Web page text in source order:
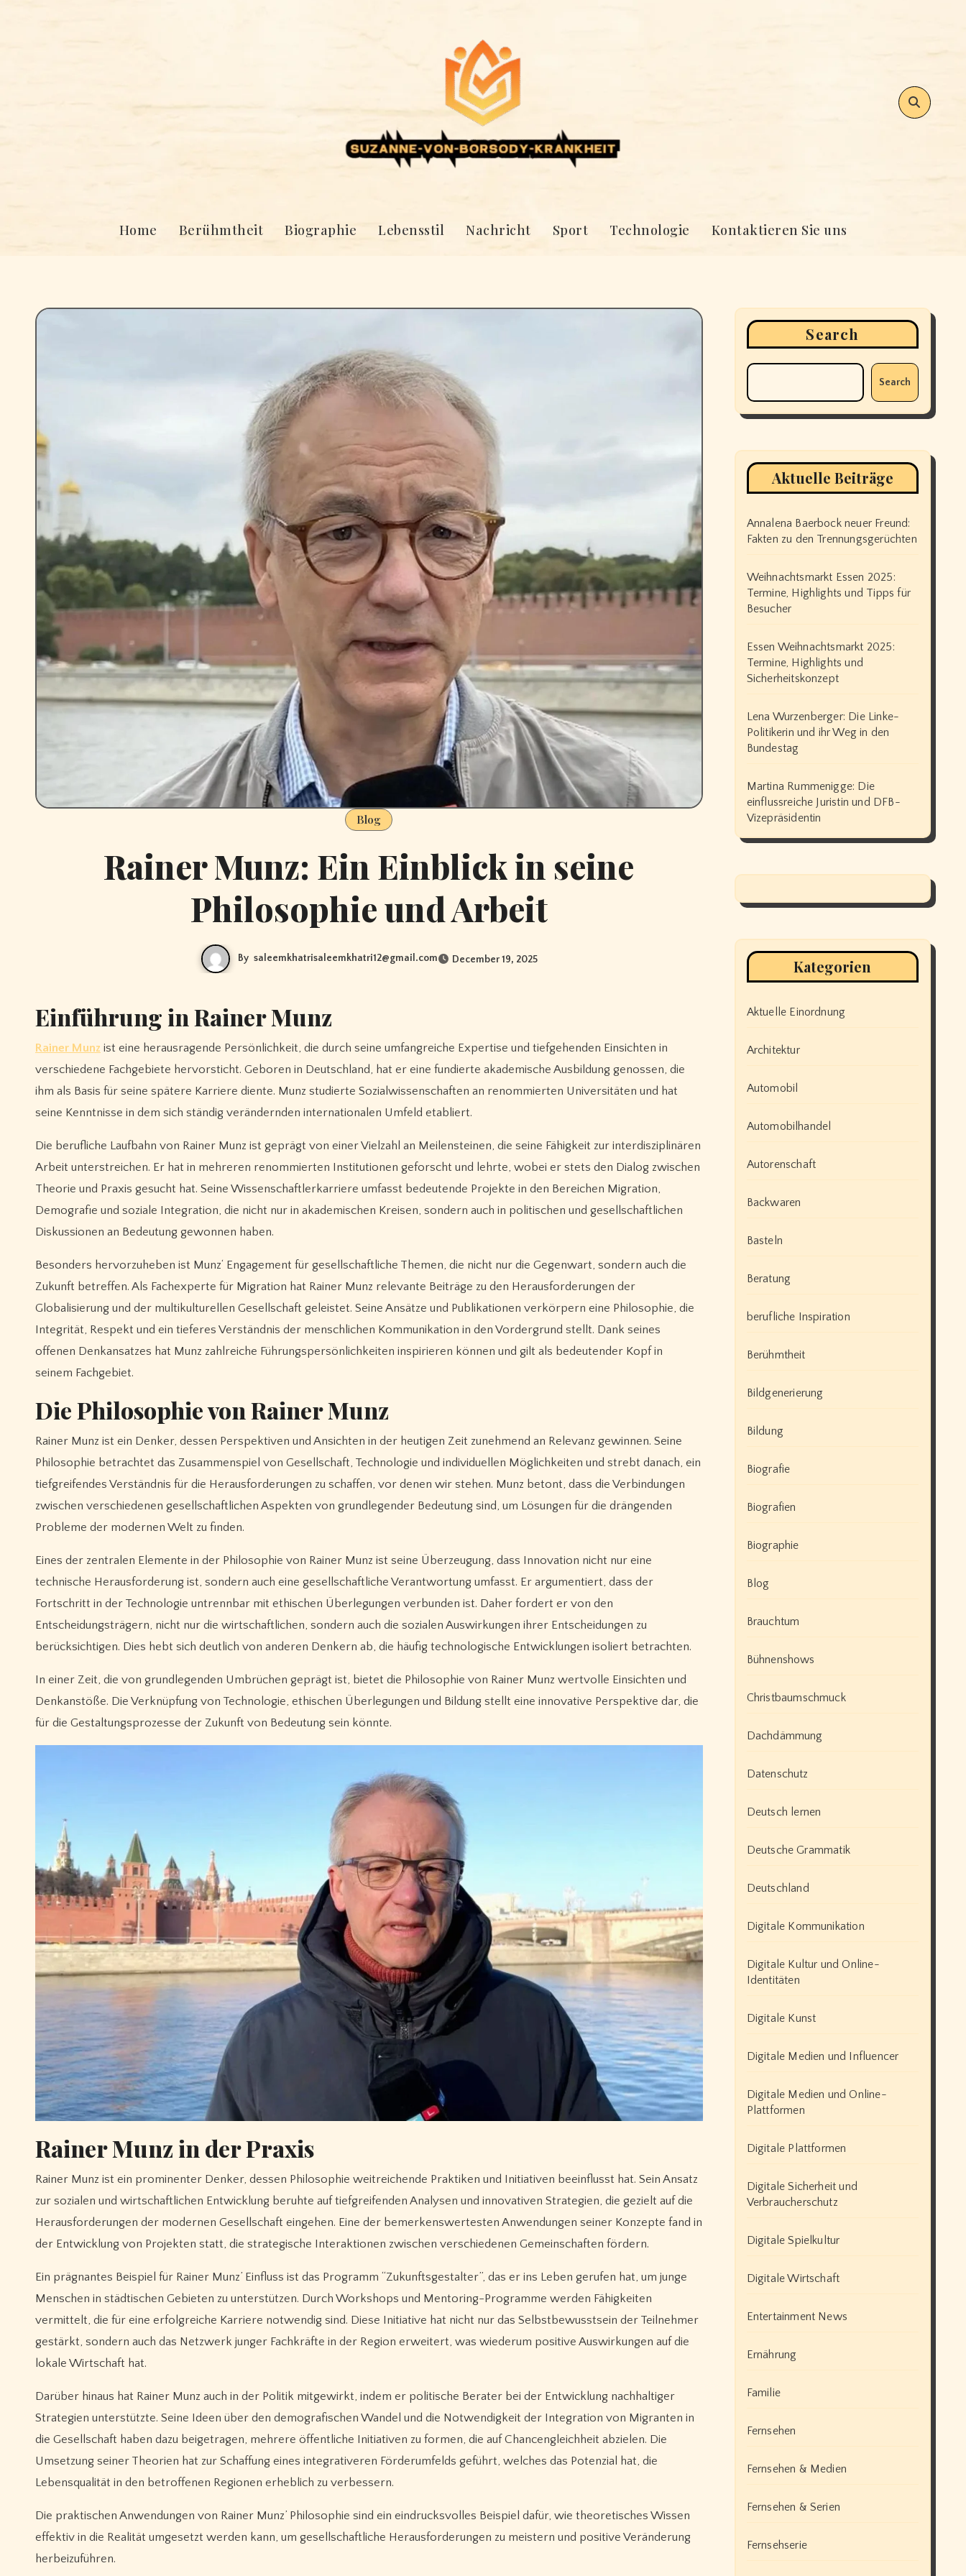
Home Berühmtheit Biographie Lebensstil Nachricht Sport Technologie Kontaktieren Sie uns
Blog
Rainer Munz: Ein Einblick in seine
Philosophie und Arbeit
By saleemkhatrisaleemkhatri12@gmail.com December 19, 2025
Einführung in Rainer Munz
Rainer Munz ist eine herausragende Persönlichkeit, die durch seine umfangreiche Expertise und tiefgehenden Einsichten in
verschiedene Fachgebiete hervorsticht. Geboren in Deutschland, hat er eine fundierte akademische Ausbildung genossen, die
ihm als Basis für seine spätere Karriere diente. Munz studierte Sozialwissenschaften an renommierten Universitäten und hat
seine Kenntnisse in dem sich ständig verändernden internationalen Umfeld etabliert.
Die berufliche Laufbahn von Rainer Munz ist geprägt von einer Vielzahl an Meilensteinen, die seine Fähigkeit zur interdisziplinären
Arbeit unterstreichen. Er hat in mehreren renommierten Institutionen geforscht und lehrte, wobei er stets den Dialog zwischen
Theorie und Praxis gesucht hat. Seine Wissenschaftlerkarriere umfasst bedeutende Projekte in den Bereichen Migration,
Demografie und soziale Integration, die nicht nur in akademischen Kreisen, sondern auch in politischen und gesellschaftlichen
Diskussionen an Bedeutung gewonnen haben.
Besonders hervorzuheben ist Munz‘ Engagement für gesellschaftliche Themen, die nicht nur die Gegenwart, sondern auch die
Zukunft betreffen. Als Fachexperte für Migration hat Rainer Munz relevante Beiträge zu den Herausforderungen der
Globalisierung und der multikulturellen Gesellschaft geleistet. Seine Ansätze und Publikationen verkörpern eine Philosophie, die
Integrität, Respekt und ein tieferes Verständnis der menschlichen Kommunikation in den Vordergrund stellt. Dank seines
offenen Denkansatzes hat Munz zahlreiche Führungspersönlichkeiten inspirieren können und gilt als bedeutender Kopf in
seinem Fachgebiet.
Die Philosophie von Rainer Munz
Rainer Munz ist ein Denker, dessen Perspektiven und Ansichten in der heutigen Zeit zunehmend an Relevanz gewinnen. Seine
Philosophie betrachtet das Zusammenspiel von Gesellschaft, Technologie und individuellen Möglichkeiten und strebt danach, ein
tiefgreifendes Verständnis für die Herausforderungen zu schaffen, vor denen wir stehen. Munz betont, dass die Verbindungen
zwischen verschiedenen gesellschaftlichen Aspekten von grundlegender Bedeutung sind, um Lösungen für die drängenden
Probleme der modernen Welt zu finden.
Eines der zentralen Elemente in der Philosophie von Rainer Munz ist seine Überzeugung, dass Innovation nicht nur eine
technische Herausforderung ist, sondern auch eine gesellschaftliche Verantwortung umfasst. Er argumentiert, dass der
Fortschritt in der Technologie untrennbar mit ethischen Überlegungen verbunden ist. Daher fordert er von den
Entscheidungsträgern, nicht nur die wirtschaftlichen, sondern auch die sozialen Auswirkungen ihrer Entscheidungen zu
berücksichtigen. Dies hebt sich deutlich von anderen Denkern ab, die häufig technologische Entwicklungen isoliert betrachten.
In einer Zeit, die von grundlegenden Umbrüchen geprägt ist, bietet die Philosophie von Rainer Munz wertvolle Einsichten und
Denkanstöße. Die Verknüpfung von Technologie, ethischen Überlegungen und Bildung stellt eine innovative Perspektive dar, die
für die Gestaltungsprozesse der Zukunft von Bedeutung sein könnte.
Rainer Munz in der Praxis
Rainer Munz ist ein prominenter Denker, dessen Philosophie weitreichende Praktiken und Initiativen beeinflusst hat. Sein Ansatz
zur sozialen und wirtschaftlichen Entwicklung beruhte auf tiefgreifenden Analysen und innovativen Strategien, die gezielt auf die
Herausforderungen der modernen Gesellschaft eingehen. Eine der bemerkenswertesten Anwendungen seiner Konzepte fand in
der Entwicklung von Projekten statt, die strategische Interaktionen zwischen verschiedenen Gemeinschaften fördern.
Ein prägnantes Beispiel für Rainer Munz’ Einfluss ist das Programm “Zukunftsgestalter”, das er ins Leben gerufen hat, um junge
Menschen in städtischen Gebieten zu unterstützen. Durch Workshops und Mentoring-Programme werden Fähigkeiten
vermittelt, die für eine erfolgreiche Karriere notwendig sind. Diese Initiative hat nicht nur das Selbstbewusstsein der Teilnehmer
gestärkt, sondern auch das Netzwerk junger Fachkräfte in der Region erweitert, was wiederum positive Auswirkungen auf die
lokale Wirtschaft hat.
Darüber hinaus hat Rainer Munz auch in der Politik mitgewirkt, indem er politische Berater bei der Entwicklung nachhaltiger
Strategien unterstützte. Seine Ideen über den demografischen Wandel und die Notwendigkeit der Integration von Migranten in
die Gesellschaft haben dazu beigetragen, mehrere öffentliche Initiativen zu formen, die auf Chancengleichheit abzielen. Die
Umsetzung seiner Theorien hat zur Schaffung eines integrativeren Förderumfelds geführt, welches das Potenzial hat, die
Lebensqualität in den betroffenen Regionen erheblich zu verbessern.
Die praktischen Anwendungen von Rainer Munz’ Philosophie sind ein eindrucksvolles Beispiel dafür, wie theoretisches Wissen
effektiv in die Realität umgesetzt werden kann, um gesellschaftliche Herausforderungen zu meistern und positive Veränderung
herbeizuführen.
Search
Search
Aktuelle Beiträge
Annalena Baerbock neuer Freund:
Fakten zu den Trennungsgerüchten
Weihnachtsmarkt Essen 2025:
Termine, Highlights und Tipps für
Besucher
Essen Weihnachtsmarkt 2025:
Termine, Highlights und
Sicherheitskonzept
Lena Wurzenberger: Die Linke-
Politikerin und ihr Weg in den
Bundestag
Martina Rummenigge: Die
einflussreiche Juristin und DFB-
Vizepräsidentin
Kategorien
Aktuelle Einordnung
Architektur
Automobil
Automobilhandel
Autorenschaft
Backwaren
Basteln
Beratung
berufliche Inspiration
Berühmtheit
Bildgenerierung
Bildung
Biografie
Biografien
Biographie
Blog
Brauchtum
Bühnenshows
Christbaumschmuck
Dachdämmung
Datenschutz
Deutsch lernen
Deutsche Grammatik
Deutschland
Digitale Kommunikation
Digitale Kultur und Online-
Identitäten
Digitale Kunst
Digitale Medien und Influencer
Digitale Medien und Online-
Plattformen
Digitale Plattformen
Digitale Sicherheit und
Verbraucherschutz
Digitale Spielkultur
Digitale Wirtschaft
Entertainment News
Ernährung
Familie
Fernsehen
Fernsehen & Medien
Fernsehen & Serien
Fernsehserie